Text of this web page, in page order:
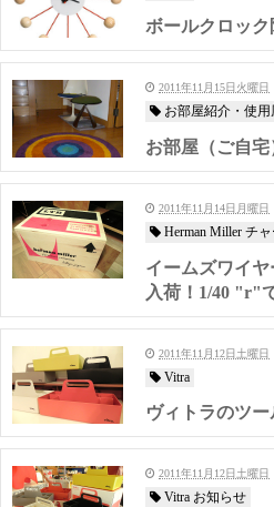
ボールクロック
2011年11月15日火曜日
お部屋紹介・使用
お部屋（ご自宅
2011年11月14日月曜日
Herman Miller チ
イームズワイ
入荷！1/40 "r"
2011年11月12日土曜日
Vitra
ヴィトラのツー
2011年11月12日土曜日
Vitra お知らせ